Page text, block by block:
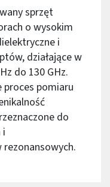
sprzęt
o wysokim
i
działające w
do 130 GHz.
pomiaru
do
i